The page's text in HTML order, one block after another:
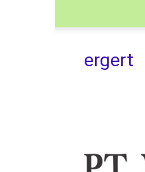
ergert